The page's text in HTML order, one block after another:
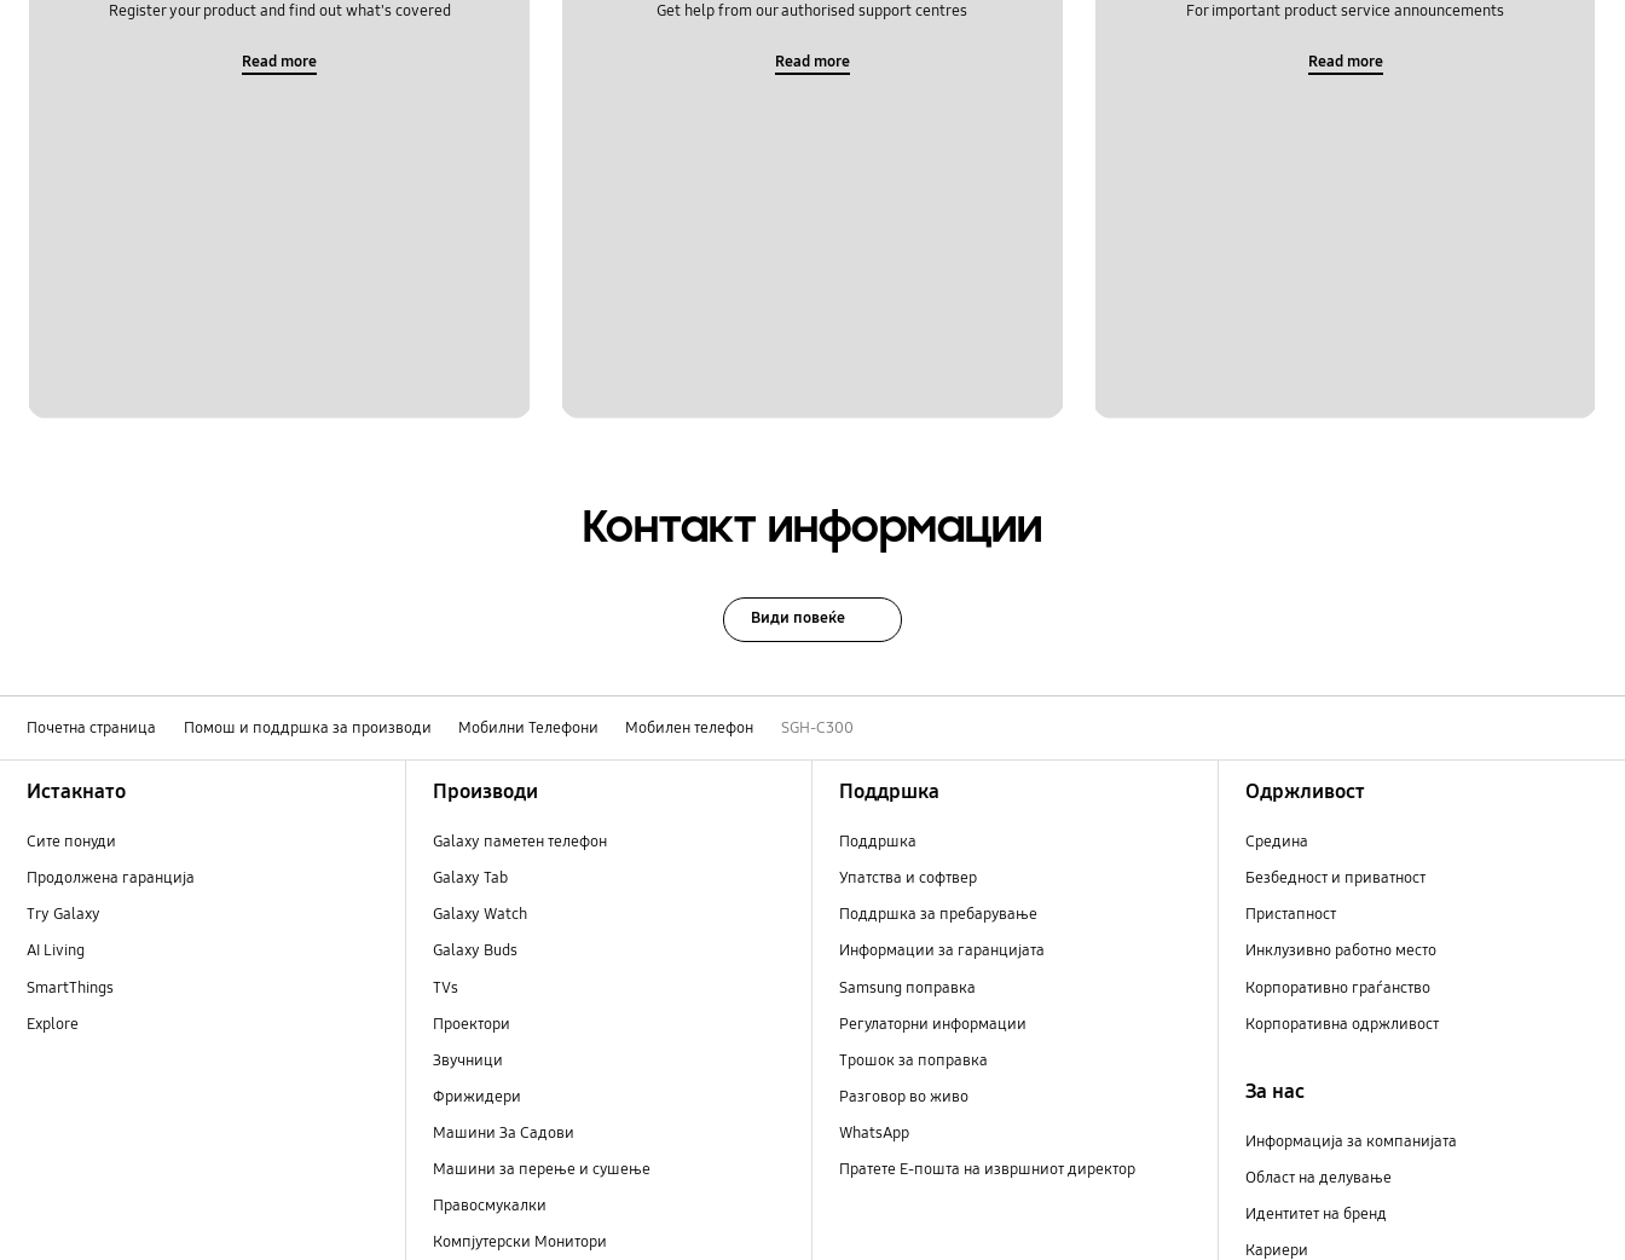
Register your product and find out what's covered
Read more
Get help from our authorised support centres
Read more
For important product service announcements
Read more
Контакт информации
Види повеќе
Почетна страница Помош и поддршка за производи Мобилни Телефони Мобилен телефон SGH-C300
Истакнато
Сите понуди
Продолжена гаранција
Try Galaxy
AI Living
SmartThings
Explore
Производи
Galaxy паметен телефон
Galaxy Tab
Galaxy Watch
Galaxy Buds
TVs
Проектори
Звучници
Фрижидери
Машини Зa Садови
Машини за перење и сушење
Правосмукалки
Компјутерски Монитори
Поддршка
Поддршка
Упатства и софтвер
Поддршка за пребарување
Информации за гаранцијата
Samsung поправка
Регулаторни информации
Трошок за поправка
Разговор во живо
WhatsApp
Пратете Е-пошта на извршниот директор
Одржливост
Средина
Безбедност и приватност
Пристапност
Инклузивно работно место
Корпоративно граѓанство
Корпоративна одржливост
За нас
Информација за компанијата
Област на делување
Идентитет на бренд
Кариери